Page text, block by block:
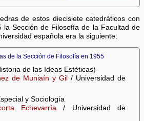
de estos diecisiete catedráticos con
la Sección de Filosofía de la Facultad de
española era la siguiente:
de la Sección de Filosofía en 1955
de las Ideas Estéticas)
de Muniaín y Gil / Universidad de
y Sociología
Echevarría / Universidad de